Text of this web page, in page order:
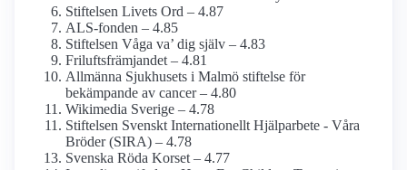
Stiftelsen Livets Ord – 4.87
ALS-fonden – 4.85
Stiftelsen Våga va’ dig själv – 4.83
Frilufts­främjandet – 4.81
Allmänna Sjukhusets i Malmö stiftelse för
bekämpande av cancer – 4.80
Wikimedia Sverige – 4.78
Stiftelsen Svenskt Internationellt Hjälparbete - Våra
Bröder (SIRA) – 4.78
Svenska Röda Korset – 4.77